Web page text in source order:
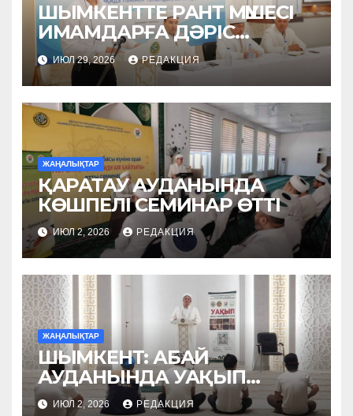
ШЫМКЕНТТЕ РАНТ МҮШЕСІ
ИМАМДАРҒА ДӘРІС
ОҚЫДЫ
ИЮЛ 29, 2026 РЕДАКЦИЯ
ЖАҢАЛЫҚТАР
ҚАРАТАУ АУДАНЫНДА
КӨШПЕЛІ СЕМИНАР ӨТТІ
ИЮЛ 2, 2026 РЕДАКЦИЯ
ЖАҢАЛЫҚТАР
ШЫМКЕНТ: АБАЙ
АУДАНЫНДА УАҚЫП
НАСИХАТТАЛДЫ
ИЮЛ 2, 2026 РЕДАКЦИЯ